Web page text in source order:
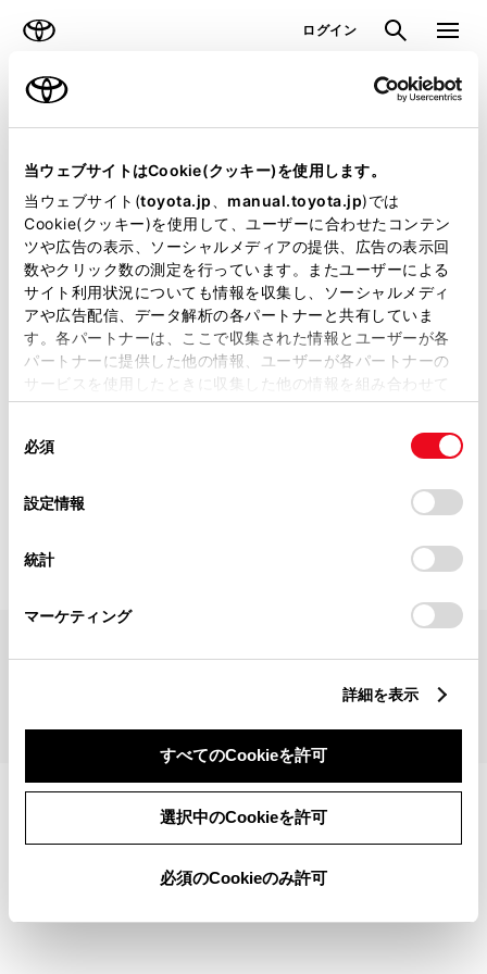
当ウェブサイトはCookie(クッキー)を使用します。
当ウェブサイト(toyota.jp manual.toyota.jp)では
Cookie(クッキー)を使用して、ユーザーに合わせたコンテン
ツや広告の表示、ソーシャルメディアの提供、広告の表示回
数やクリック数の測定を行っています。またユーザーによる
サイト利用状況についても情報を収集し、ソーシャルメディ
アや広告配信、データ解析の各パートナーと共有していま
す。各パートナーは、ここで収集された情報とユーザーが各
パートナーに提供した他の情報、ユーザーが各パートナーの
サービスを使用したときに収集した他の情報を組み合わせて
使用することがあります。当ウェブサイトの使用を続行する
デバイスにすべてのCookie(クッキー)が保存されることに同
意したことになります。Cookie(クッキー)のオプトアウト、
設定の変更、同意を撤回したりするにあたっては、当社の
「Cookie（クッキー）情報の取り扱いについて
」をご覧くだ
必須
設定情報
統計
マーケティング
詳細を表示
すべてのCookieを許可
選択中のCookieを許可
必須のCookieのみ許可
ログイン 検索 メニュ
ラインアップ トピックス
見積りシミュレーション
見積りシミュレーションのデータが
正常に取得できませんでした。
詳しくは販売店までお問合せくださ
い。
（2-7-4）
見積りシミュレーショントップへ
TOYOTAアカウント利用規約反社会的勢力に対する基本方針企業情報
©1995-2026 TOYOTA MOTOR CORPORATION. ALL RIGHTS RESERVED.